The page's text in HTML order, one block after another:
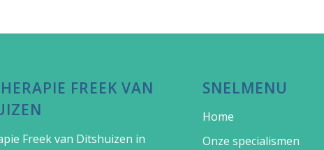
FREEK VAN
Freek van Ditshuizen in
SNELMENU
Home
Onze specialismen